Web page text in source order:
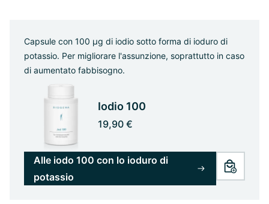
Capsule con 100 µg di iodio sotto forma di ioduro di
potassio. Per migliorare l'assunzione, soprattutto in caso
di aumentato fabbisogno.
Iodio 100
19,90 €
Alle iodo 100 con lo ioduro di
potassio